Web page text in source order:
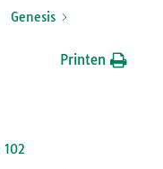
Genesis
Printen
102